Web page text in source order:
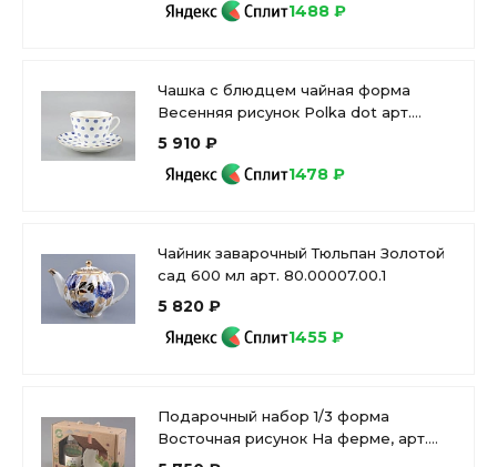
1488 ₽
Чашка с блюдцем чайная форма
Весенняя рисунок Polka dot арт.
81.28727.00.1
5 910 ₽
1478 ₽
Чайник заварочный Тюльпан Золотой
сад 600 мл арт. 80.00007.00.1
5 820 ₽
1455 ₽
Подарочный набор 1/3 форма
Восточная рисунок На ферме, арт.
81.32842.00.1